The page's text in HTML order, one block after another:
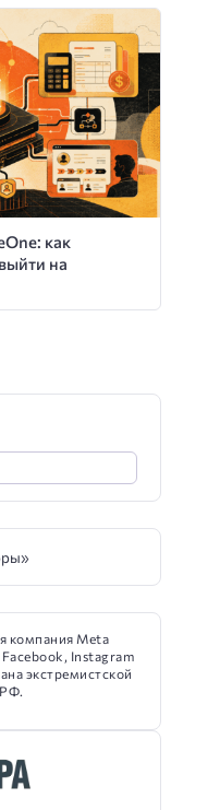
как
на
компания Meta
Instagram
экстремистской